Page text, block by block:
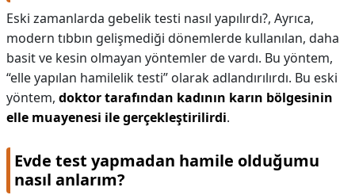
Eski zamanlarda gebelik testi nasıl yapılırdı?, Ayrıca,
modern tıbbın gelişmediği dönemlerde kullanılan, daha
basit ve kesin olmayan yöntemler de vardı. Bu yöntem,
“elle yapılan hamilelik testi” olarak adlandırılırdı. Bu eski
yöntem, doktor tarafından kadının karın bölgesinin
elle muayenesi ile gerçekleştirilirdi.
Evde test yapmadan hamile olduğumu
nasıl anlarım?